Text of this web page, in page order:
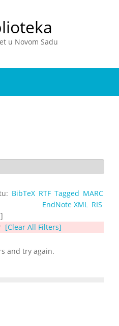
u Novom Sadu
BibTeX RTF Tagged MARC
EndNote XML
RIS
]
[Clear All Filters]
and try again.